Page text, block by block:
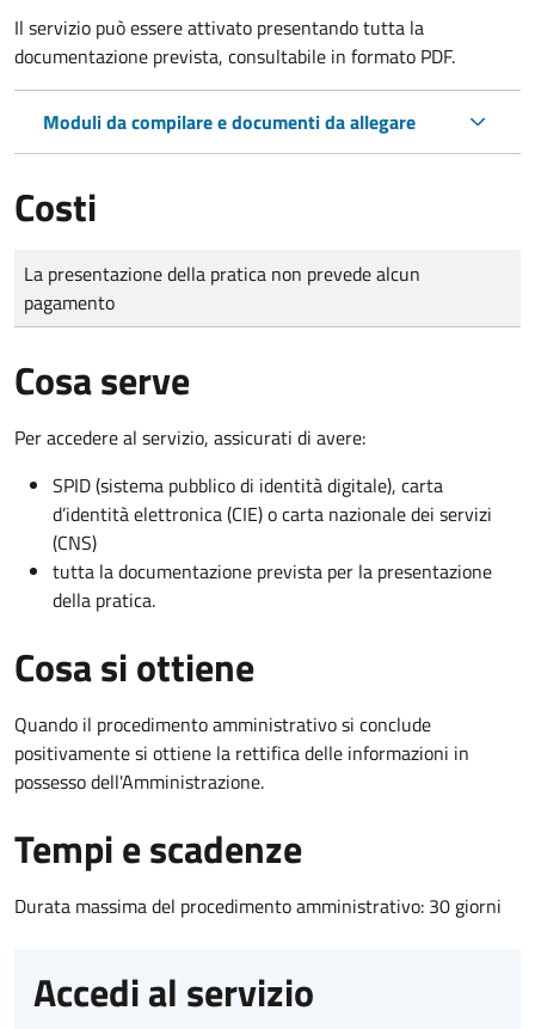
Il servizio può essere attivato presentando tutta la
documentazione prevista, consultabile in formato PDF.
Moduli da compilare e documenti da allegare
Costi
Tipo di pagamento
Importo
La presentazione della pratica non prevede alcun
pagamento
Cosa serve
Per accedere al servizio, assicurati di avere:
SPID (sistema pubblico di identità digitale), carta
d’identità elettronica (CIE) o carta nazionale dei servizi
(CNS)
tutta la documentazione prevista per la presentazione
della pratica.
Cosa si ottiene
Quando il procedimento amministrativo si conclude
positivamente si ottiene la rettifica delle informazioni in
possesso dell'Amministrazione.
Tempi e scadenze
Durata massima del procedimento amministrativo: 30 giorni
Accedi al servizio